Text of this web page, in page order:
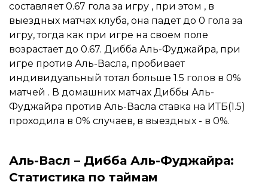
составляет 0.67 гола за игру , при этом , в
выездных матчах клуба, она падет до 0 гола за
игру, тогда как при игре на своем поле
возрастает до 0.67. Дибба Аль-Фуджайра, при
игре против Аль-Васла, пробивает
индивидуальный тотал больше 1.5 голов в 0%
матчей . В домашних матчах Диббы Аль-
Фуджайра против Аль-Васла ставка на ИТБ(1.5)
проходила в 0% случаев, в выездных - в 0%.
Аль-Васл – Дибба Аль-Фуджайра:
Статистика по таймам